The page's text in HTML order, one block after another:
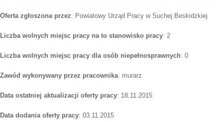
Oferta zgłoszona przez: Powiatowy Urząd Pracy w Suchej Beskidzkiej
Liczba wolnych miejsc pracy na to stanowisko pracy: 2
Liczba wolnych miejsc pracy dla osób niepełnosprawnych: 0
Zawód wykonywany przez pracownika: murarz
Data ostatniej aktualizacji oferty pracy: 18.11.2015
Data dodania oferty pracy: 03.11.2015